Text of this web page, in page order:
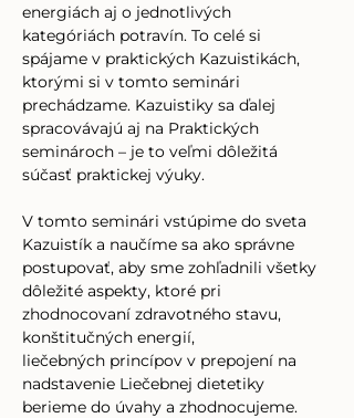
energiách aj o jednotlivých
kategóriách potravín. To celé si
spájame v praktických Kazuistikách,
ktorými si v tomto seminári
prechádzame. Kazuistiky sa ďalej
spracovávajú aj na Praktických
seminároch – je to veľmi dôležitá
súčasť praktickej výuky.
V tomto seminári vstúpime do sveta
Kazuistík a naučíme sa ako správne
postupovať, aby sme zohľadnili všetky
dôležité aspekty, ktoré pri
zhodnocovaní zdravotného stavu,
konštitučných energií,
liečebných princípov v prepojení na
nadstavenie Liečebnej dietetiky
berieme do úvahy a zhodnocujeme.